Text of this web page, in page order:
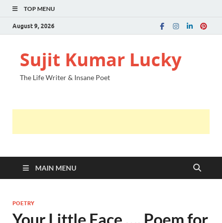
TOP MENU
August 9, 2026
Sujit Kumar Lucky
The Life Writer & Insane Poet
MAIN MENU
POETRY